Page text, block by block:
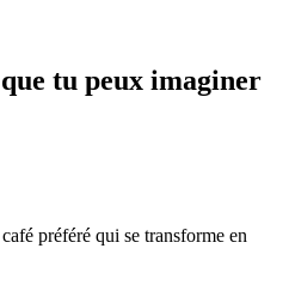
tu peux imaginer
préféré qui se transforme en